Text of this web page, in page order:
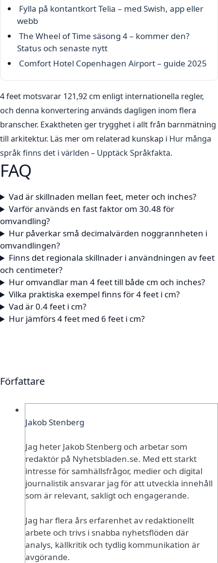
Fylla på kontantkort Telia – med Swish, app eller
webb
The Wheel of Time säsong 4 – kommer den?
Status och senaste nytt
Comfort Hotel Copenhagen Airport – guide 2025
4 feet motsvarar 121,92 cm enligt internationella regler,
och denna konvertering används dagligen inom flera
branscher. Exaktheten ger trygghet i allt från barnmätning
till arkitektur. Läs mer om relaterad kunskap i Hur många
språk finns det i världen – Upptäck Språkfakta.
FAQ
Vad är skillnaden mellan feet, meter och inches?
Varför används en fast faktor om 30.48 för
omvandling?
Hur påverkar små decimalvärden noggrannheten i
omvandlingen?
Finns det regionala skillnader i användningen av feet
och centimeter?
Hur omvandlar man 4 feet till både cm och inches?
Vilka praktiska exempel finns för 4 feet i cm?
Vad är 0.4 feet i cm?
Hur jämförs 4 feet med 6 feet i cm?
Författare
Jakob Stenberg
Jag heter Jakob Stenberg och arbetar som
redaktör på Nyhetsbladen.se. Med ett starkt
intresse för samhällsfrågor, medier och digital
journalistik ansvarar jag för att utveckla innehåll
som är relevant, sakligt och engagerande.
Jag har flera års erfarenhet av redaktionellt
arbete och trivs i snabba nyhetsflöden där
analys, källkritik och tydlig kommunikation är
avgörande.